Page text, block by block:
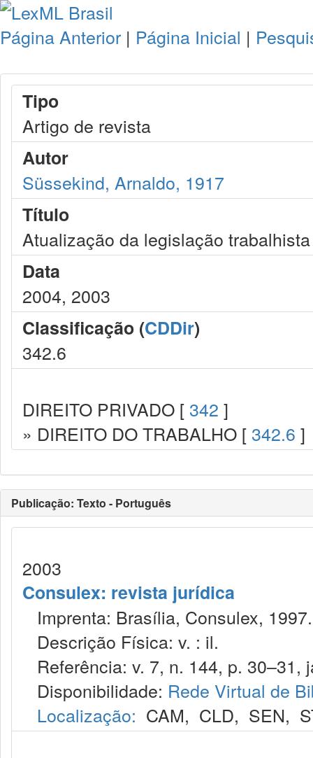
Página Anterior | Página Inicial |
Tipo
Artigo de revista
Autor
Süssekind, Arnaldo, 1917
Título
Atualização da legislação trabalhista
Data
2004, 2003
Classificação (CDDir)
342.6
DIREITO PRIVADO [ 342 ]
» DIREITO DO TRABALHO [ 342.6 ]
Publicação: Texto - Português
2003
Consulex: revista jurídica
Imprenta: Brasília, Consulex, 1997.
Descrição Física: v. : il.
Referência: v. 7, n. 144, p. 30–31,
Disponibilidade: Rede Virtual de
Localização: CAM, CLD, SEN,